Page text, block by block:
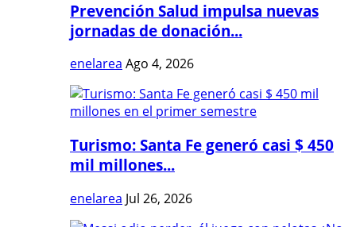
Prevención Salud impulsa nuevas
jornadas de donación...
enelarea Ago 4, 2026
Turismo: Santa Fe generó casi $ 450
mil millones...
enelarea Jul 26, 2026